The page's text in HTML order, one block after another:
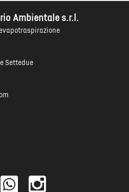
Ambientale s.r.l.
Settedue